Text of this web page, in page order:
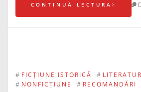
CONTINUĂ LECTURA
# FICȚIUNE ISTORICĂ #
# NONFICȚIUNE # RECOMANDĂRI